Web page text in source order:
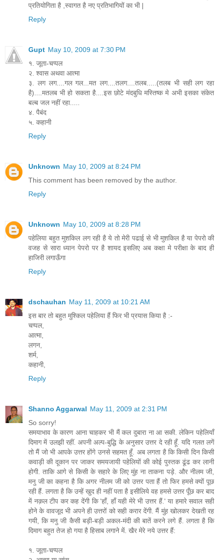
प्रतियोगिता है ,स्वागत है नए प्रतिभागियों का भी |
Reply
Gupt May 10, 2009 at 7:30 PM
१. जूता-चप्पल
२. श्वास अथवा आत्मा
३. लग लग....गल गल...मत लग....तलग....तलब.....(तलब भी सही लग रहा
है)....मतलब भी हो सकता है....इस छोटे मंदबुधि मस्तिष्क मे अभी इसका संकेत
बल्ब जल नहीं रहा.....
४. पैबंद
५. कहानी
Reply
Unknown May 10, 2009 at 8:24 PM
This comment has been removed by the author.
Reply
Unknown May 10, 2009 at 8:28 PM
पहेलिया बहुत मुशकिल लग रही है ये तो मेरी पढाई से भी मुशकिल है या पेपरो की
वजह से सारा ध्यान पेपरो पर है शायद इसलिए अब कक्षा मे परीक्षा के बाद ही
हाजिरी लगाऊँगा
Reply
dschauhan May 11, 2009 at 10:21 AM
इस बार तो बहुत मुश्किल पहेलिया हैं फिर भी प्रयास किया है :-
चप्पल,
आत्मा,
लगन,
शर्म,
कहानी,
Reply
Shanno Aggarwal May 11, 2009 at 2:31 PM
So sorry!
समयाभाव के कारण आना चाहकर भी मैं कल दुबारा ना आ सकी. लेकिन पहेलियाँ
दिमाग में उलझी रहीं. अपनी अल्प-बुद्धि के अनुसार उत्तर दे रही हूँ. यदि गलत लगें
तो मैं जो भी आपके उत्तर होंगे उनसे सहमत हूँ. अब लगता है कि किसी दिन किसी
कवाड़ी की दूकान पर जाकर समयजायी पहेलियों की कोई पुस्तक ढूंढ कर लानी
होगी. ताकि आगे से किसी के सहारे के लिए मुंह ना ताकना पड़े. और नीलम जी,
मनु जी का कहना है कि अगर नीलम जी को उत्तर पता हैं तो फिर हमसे क्यों पूछ
रही हैं. लगता है कि उन्हें खुद ही नहीं पता है इसीलिये वह हमसे उत्तर पूँछ कर बाद
में नक़ल टीप कर कह देंगी कि 'हाँ, हाँ यही मेरे भी उत्तर हैं.' या हमारे सवाल सही
होने के वावजूद भी अपने ही उत्तरों को सही करार देंगी. मैं मुंह खोलकर देखती रह
गयी, कि मनु जी कैसी बड़ी-बड़ी अकल-मंदी की बातें करने लगे हैं. लगता है कि
दिमाग बहुत तेज हो गया है हिसाब लगाने में. खैर मेरे नये उत्तर हैं:
१. जूता-चप्पल